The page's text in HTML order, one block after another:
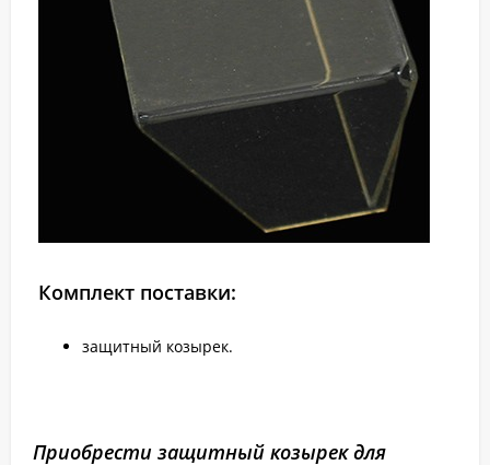
Комплект поставки:
защитный козырек.
Приобрести защитный козырек для